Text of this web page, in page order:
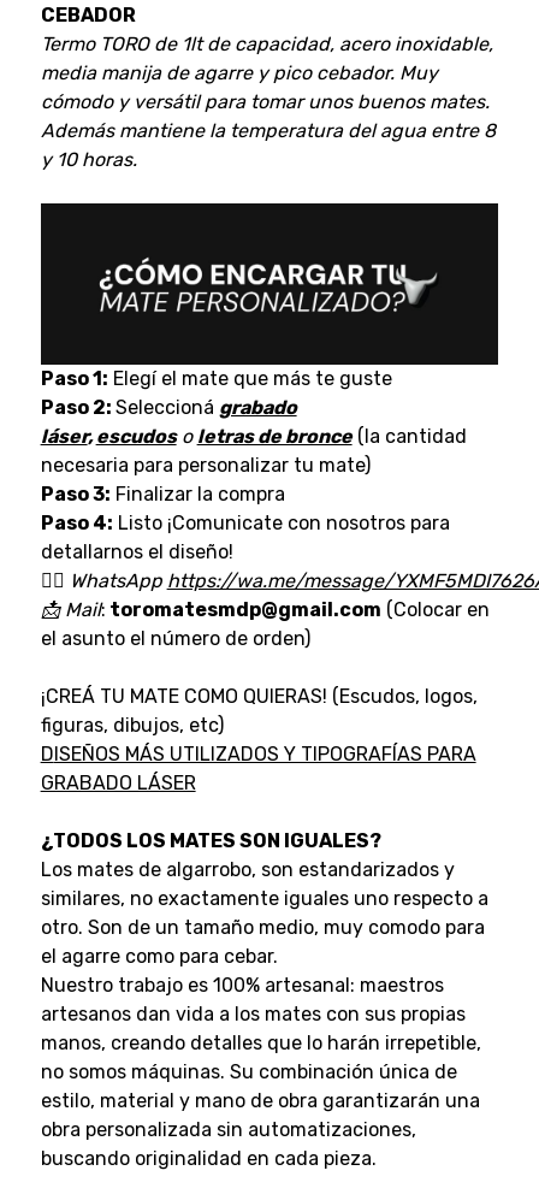
CEBADOR
Termo TORO de 1lt de capacidad, acero inoxidable,
media manija de agarre y pico cebador. Muy
cómodo y versátil para tomar unos buenos mates.
Además mantiene la temperatura del agua entre 8
y 10 horas.
Paso 1: Elegí el mate que más te guste
Paso 2: Seleccioná grabado
láser,escudoso letras de bronce(la cantidad
necesaria para personalizar tu mate)
Paso 3: Finalizar la compra
Paso 4: Listo ¡Comunicate con nosotros para
detallarnos el diseño!
👉🏼 WhatsApp https://wa.me/message/
📩 Mail: toromatesmdp@gmail.com (Colocar en
el asunto el número de orden)
¡CREÁ TU MATE COMO QUIERAS! (Escudos, logos,
figuras, dibujos, etc)
DISEÑOS MÁS UTILIZADOS Y TIPOGRAFÍAS PARA
GRABADO LÁSER
¿TODOS LOS MATES SON IGUALES?
Los mates de algarrobo, son estandarizados y
similares, no exactamente iguales uno respecto a
otro. Son de un tamaño medio, muy comodo para
el agarre como para cebar.
Nuestro trabajo es 100% artesanal: maestros
artesanos dan vida a los mates con sus propias
manos, creando detalles que lo harán irrepetible,
no somos máquinas. Su combinación única de
estilo, material y mano de obra garantizarán una
obra personalizada sin automatizaciones,
buscando originalidad en cada pieza.